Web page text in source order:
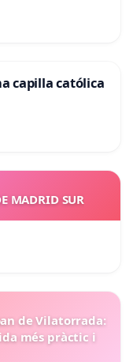
capilla católica
MADRID SUR
de Vilatorrada:
més pràctic i